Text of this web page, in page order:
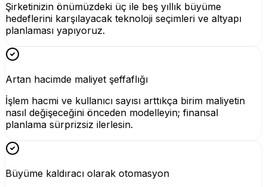
Şirketinizin önümüzdeki üç ile beş yıllık büyüme
hedeflerini karşılayacak teknoloji seçimleri ve altyapı
planlaması yapıyoruz.
Artan hacimde maliyet şeffaflığı
İşlem hacmi ve kullanıcı sayısı arttıkça birim maliyetin
nasıl değişeceğini önceden modelleyin; finansal
planlama sürprizsiz ilerlesin.
Büyüme kaldıracı olarak otomasyon